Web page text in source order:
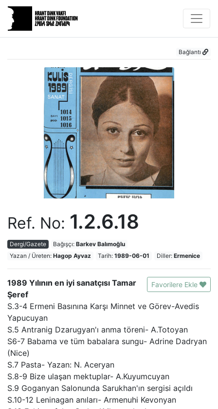
Bağlantı
Ref. No: 1.2.6.18
Dergi/Gazete Bağışçı: Barkev Balımoğlu
Yazan / Üreten:Hagop Ayvaz Tarih: 1989-06-01 Diller:Ermenice
Favorilere Ekle
1989 Yılının en iyi sanatçısı Tamar
Şeref
S.3-4 Ermeni Basınına Karşı Minnet ve Görev-Avedis
Yapucuyan
S.5 Antranig Dzarugyan'ı anma töreni- A.Totoyan
S6-7 Babama ve tüm babalara sungu- Adrine Dadryan
(Nice)
S.7 Pasta- Yazan: N. Aceryan
S.8-9 Bize ulaşan mektuplar- A.Kuyumcuyan
S.9 Goganyan Salonunda Sarukhan'ın sergisi açıldı
S.10-12 Leninagan anıları- Armenuhi Kevonyan